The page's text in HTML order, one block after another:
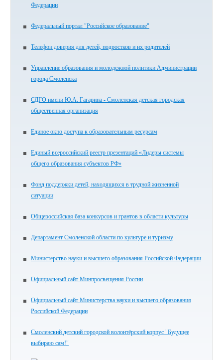
Федерации
Федеральный портал "Российское образование"
Телефон доверия для детей, подростков и их родителей
Управление образования и молодежной политики Администрации
города Смоленска
СДГО имени Ю.А. Гагарина - Смоленская детская городская
общественная организация
Единое окно доступа к образовательным ресурсам
Единый всероссийский реестр презентаций «Лидеры системы
общего образования субъектов РФ»
Фонд поддержки детей, находящихся в трудной жизненной
ситуации
Общероссийская база конкурсов и грантов в области культуры
Департамент Смоленской области по культуре и туризму
Министерство науки и высшего образования Российской Федерации
Официальный сайт Минпросвещения России
Официальный сайт Министерства науки и высшего образования
Российской Федерации
Смоленский детский городской волонтёрский корпус "Будущее
выбираю сам!"